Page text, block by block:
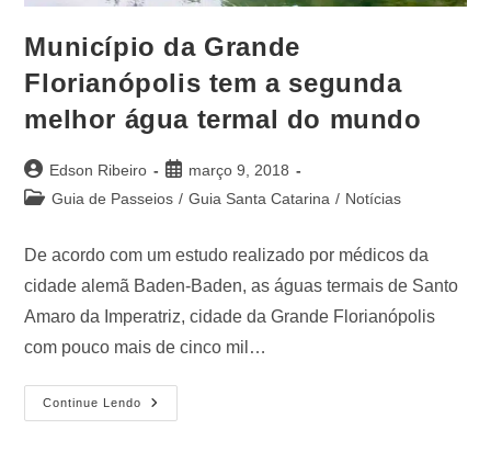
Município da Grande
Florianópolis tem a segunda
melhor água termal do mundo
Edson Ribeiro
março 9, 2018
Guia de Passeios / Guia Santa Catarina / Notícias
De acordo com um estudo realizado por médicos da
cidade alemã Baden-Baden, as águas termais de Santo
Amaro da Imperatriz, cidade da Grande Florianópolis
com pouco mais de cinco mil…
Continue Lendo